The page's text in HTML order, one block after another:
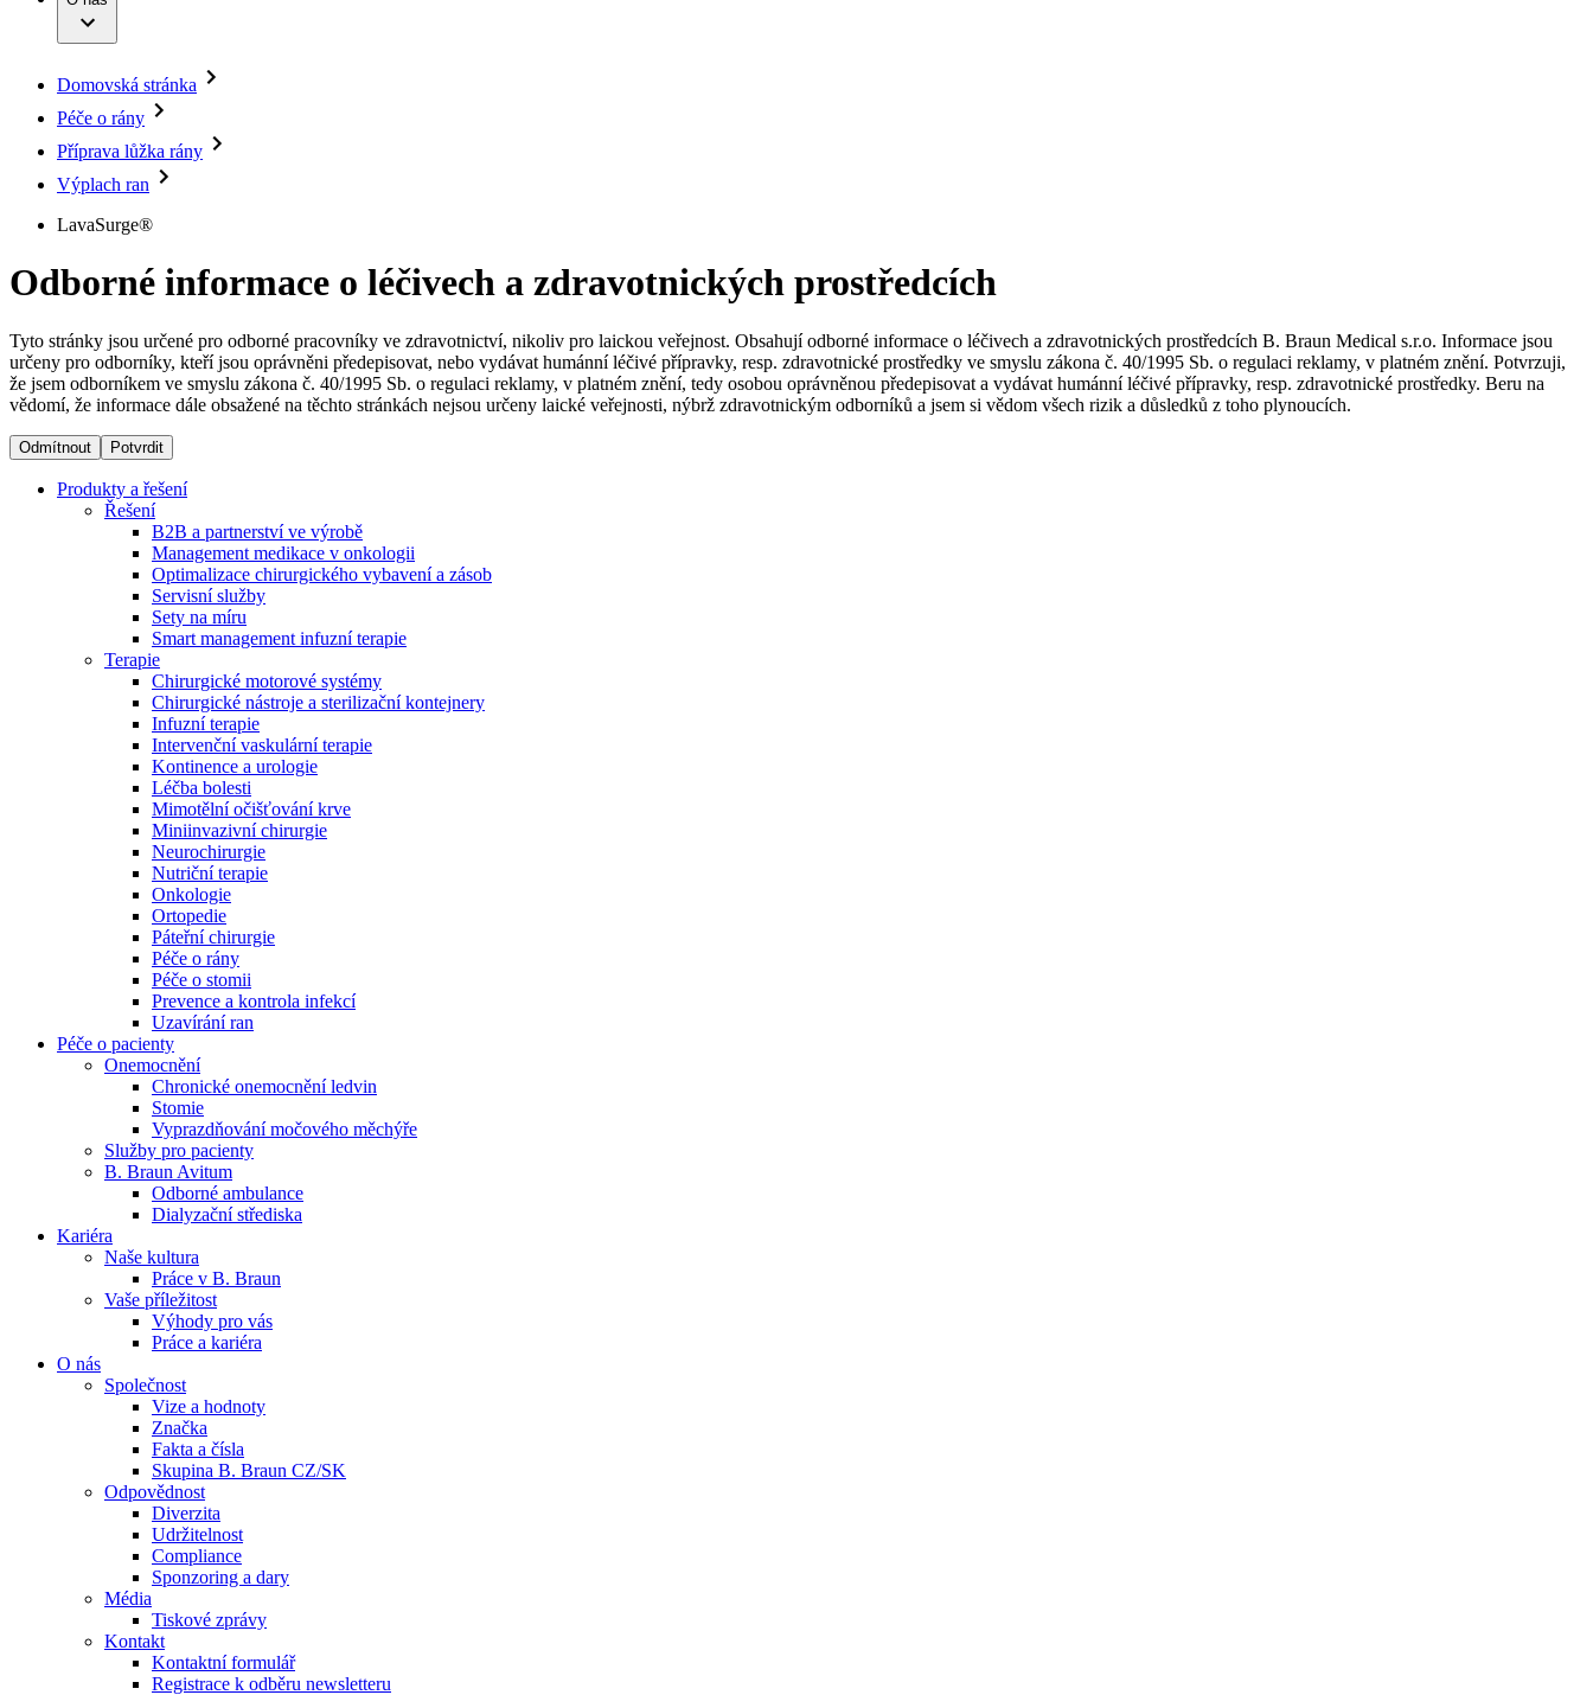
Léčba bolesti
Mimotělní očišťování krve
Miniinvazivní chirurgie
Nutriční terapie
Onkologie
Prevence a kontrola infekcí
Uzavírání ran
Terapie
Produktový katalog​
Objevte naše produkty. Navštivte produktový katalog B. Braun s našim kompletním produktovým portfoliem.
Onemocnění
B. Braun Avitum
Dialyzační střediska​
B. Braun Avitum poskytuje kvalitní dialyzační péči ve všech svých střediscích v České republice. Více informací se dozvíte na stránkách jednotlivých středisek.
Vaše příležitost​
Nabídky pracovních míst
Objevte své kariérní příležitosti ​v B. Braun. Vyhledejte náš trh práce​ pro zajímavé pozice.​
Média
Tiskové zprávy
Kontakt
Kontaktní formulář
Média
Kontakt
Zůstaňte v dialogu s B. Braun. ​Kontaktujte nás.​
Domovská stránka
Péče o rány
Příprava lůžka rány
Výplach ran
LavaSurge®
Odborné informace o léčivech a zdravotnických prostředcích
Tyto stránky jsou určené pro odborné pracovníky ve zdravotnictví, nikoliv pro laickou veřejnost. Obsahují odborné informace o léčivech a zdravotnických prostředcích B. Braun Medical s.r.o. Informace jsou
určeny pro odborníky, kteří jsou oprávněni předepisovat, nebo vydávat humánní léčivé přípravky, resp. zdravotnické prostředky ve smyslu zákona č. 40/1995 Sb. o regulaci reklamy, v platném znění. Potvrzuji,
že jsem odborníkem ve smyslu zákona č. 40/1995 Sb. o regulaci reklamy, v platném znění, tedy osobou oprávněnou předepisovat a vydávat humánní léčivé přípravky, resp. zdravotnické prostředky. Beru na
vědomí, že informace dále obsažené na těchto stránkách nejsou určeny laické veřejnosti, nýbrž zdravotnickým odborníků a jsem si vědom všech rizik a důsledků z toho plynoucích.
Odmítnout Potvrdit
Produkty a řešení
Řešení
B2B a partnerství ve výrobě
Management medikace v onkologii
Optimalizace chirurgického vybavení a zásob
Servisní služby
Sety na míru
Smart management infuzní terapie​
Terapie
Chirurgické motorové systémy
Chirurgické nástroje a sterilizační kontejnery
Infuzní terapie
Intervenční vaskulární terapie
Kontinence a urologie
Léčba bolesti
Mimotělní očišťování krve
Miniinvazivní chirurgie
Neurochirurgie
Nutriční terapie
Onkologie
Ortopedie
Páteřní chirurgie
Péče o rány
Péče o stomii
Prevence a kontrola infekcí
Uzavírání ran
Péče o pacienty
Onemocnění
Chronické onemocnění ledvin
Stomie
Vyprazdňování močového měchýře
Služby pro pacienty
B. Braun Avitum
Odborné ambulance
Dialyzační střediska
Kariéra
Naše kultura
Práce v B. Braun
Vaše příležitost​
Výhody pro vás
Práce a kariéra
O nás
Společnost
Vize a hodnoty
Značka
Fakta a čísla
Skupina B. Braun CZ/SK
Odpovědnost
Diverzita
Udržitelnost
Compliance
Sponzoring a dary
Média
Tiskové zprávy
Kontakt
Kontaktní formulář
Registrace k odběru newsletteru